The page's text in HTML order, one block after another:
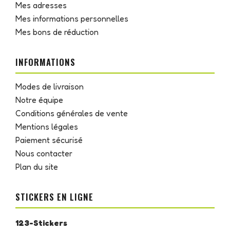
Mes adresses
Mes informations personnelles
Mes bons de réduction
INFORMATIONS
Modes de livraison
Notre équipe
Conditions générales de vente
Mentions légales
Paiement sécurisé
Nous contacter
Plan du site
STICKERS EN LIGNE
123-Stickers